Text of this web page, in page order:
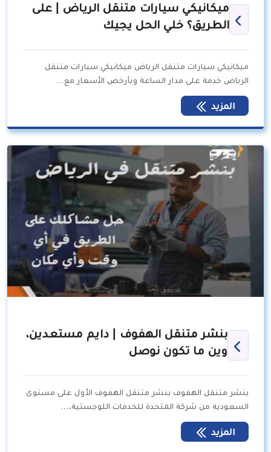
ميكانيكي سيارات متنقل الرياض | على
الطريق؟ خلي الحل يجيك
ميكانيكي سيارات متنقل الرياض ميكانيكي سيارات متنقل
الرياض خدمة على مدار الساعة وبأرخص الأسعار مع…
المزيد
بنشر متنقل الهفوف | دايم مستعدين،
وين ما تكون نوصل
بنشر متنقل الهفوف بنشر متنقل الهفوف الأول على مستوى
السعودية من شركة المتحدة للخدمات اللوجستية،…
المزيد